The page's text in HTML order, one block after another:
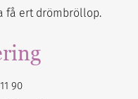
få ert drömbröllop.
90